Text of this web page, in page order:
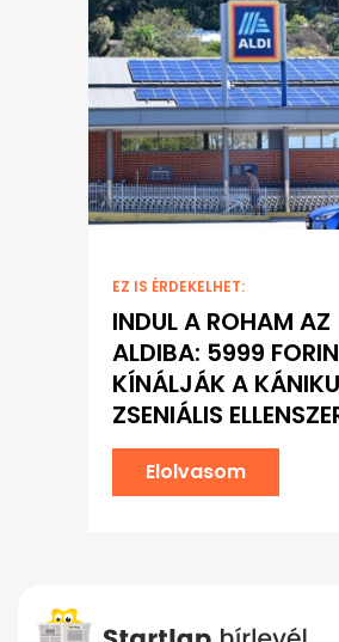
EZ IS ÉRDEKELHET:
INDUL A ROHAM AZ
ALDIBA: 5999
KÍNÁLJÁK A
ZSENIÁLIS
Elolvasom